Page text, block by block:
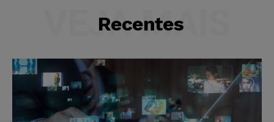
Recentes
VEJA MAIS